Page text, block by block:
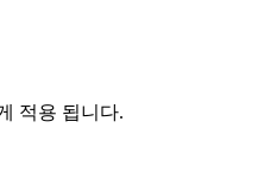
적용 됩니다.